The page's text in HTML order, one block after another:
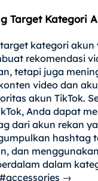
Target Kategori
kategori akun
rekomendasi
tetapi juga
video dan
akun TikTok.
Anda dapat
dari akun rekan
hashtag
dan
dalam
→